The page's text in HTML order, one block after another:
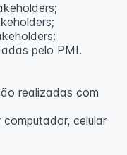
pelo PMI.
realizadas com
celular